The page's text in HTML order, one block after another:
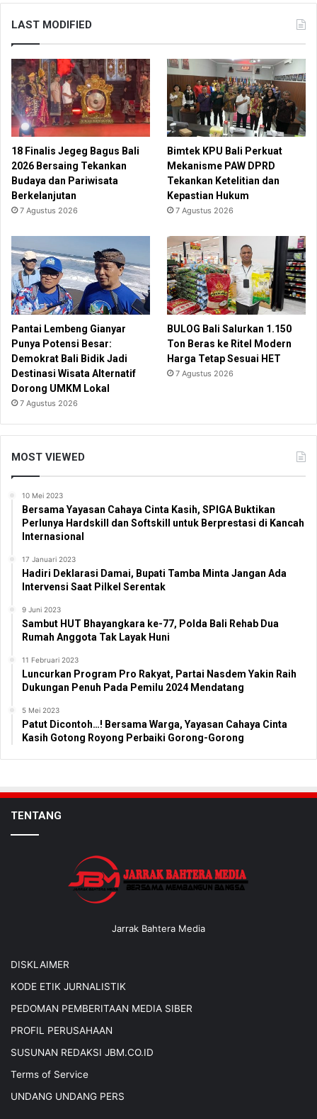
LAST MODIFIED
18 Finalis Jegeg Bagus Bali
2026 Bersaing Tekankan
Budaya dan Pariwisata
Berkelanjutan
7 Agustus 2026
Bimtek KPU Bali Perkuat
Mekanisme PAW DPRD
Tekankan Ketelitian dan
Kepastian Hukum
7 Agustus 2026
Pantai Lembeng Gianyar
Punya Potensi Besar:
Demokrat Bali Bidik Jadi
Destinasi Wisata Alternatif
Dorong UMKM Lokal
7 Agustus 2026
BULOG Bali Salurkan 1.150
Ton Beras ke Ritel Modern
Harga Tetap Sesuai HET
7 Agustus 2026
MOST VIEWED
10 Mei 2023
Bersama Yayasan Cahaya Cinta Kasih, SPIGA Buktikan
Perlunya Hardskill dan Softskill untuk Berprestasi di Kancah
Internasional
17 Januari 2023
Hadiri Deklarasi Damai, Bupati Tamba Minta Jangan Ada
Intervensi Saat Pilkel Serentak
9 Juni 2023
Sambut HUT Bhayangkara ke-77, Polda Bali Rehab Dua
Rumah Anggota Tak Layak Huni
11 Februari 2023
Luncurkan Program Pro Rakyat, Partai Nasdem Yakin Raih
Dukungan Penuh Pada Pemilu 2024 Mendatang
5 Mei 2023
Patut Dicontoh…! Bersama Warga, Yayasan Cahaya Cinta
Kasih Gotong Royong Perbaiki Gorong-Gorong
TENTANG
Jarrak Bahtera Media
DISKLAIMER
KODE ETIK JURNALISTIK
PEDOMAN PEMBERITAAN MEDIA SIBER
PROFIL PERUSAHAAN
SUSUNAN REDAKSI JBM.CO.ID
Terms of Service
UNDANG UNDANG PERS